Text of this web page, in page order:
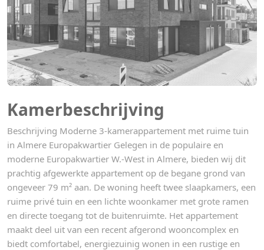
Kamerbeschrijving
Beschrijving Moderne 3-kamerappartement met ruime tuin
in Almere Europakwartier Gelegen in de populaire en
moderne Europakwartier W.-West in Almere, bieden wij dit
prachtig afgewerkte appartement op de begane grond van
ongeveer 79 m² aan. De woning heeft twee slaapkamers, een
ruime privé tuin en een lichte woonkamer met grote ramen
en directe toegang tot de buitenruimte. Het appartement
maakt deel uit van een recent afgerond wooncomplex en
biedt comfortabel, energiezuinig wonen in een rustige en